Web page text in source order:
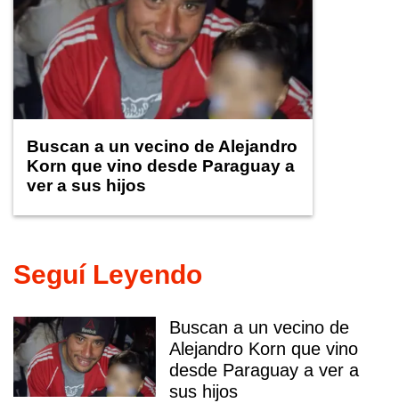
Buscan a un vecino de Alejandro
Korn que vino desde Paraguay a
ver a sus hijos
Seguí Leyendo
Buscan a un vecino de
Alejandro Korn que vino
desde Paraguay a ver a
sus hijos